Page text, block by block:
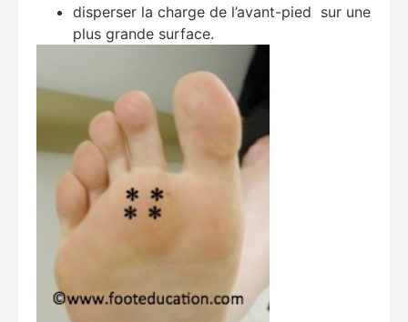
disperser la charge de l’avant-pied sur une
plus grande surface.